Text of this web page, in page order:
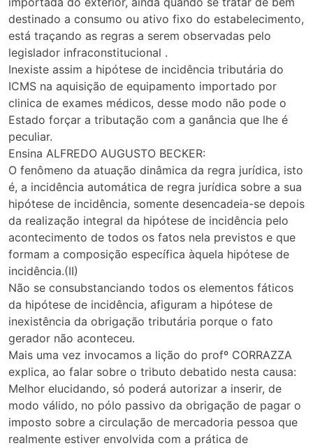
destinado a consumo ou ativo fixo do estabelecimento,
está traçando as regras a serem observadas pelo
legislador infraconstitucional .
Inexiste assim a hipótese de incidência tributária do
ICMS na aquisição de equipamento importado por
clinica de exames médicos, desse modo não pode o
Estado forçar a tributação com a ganância que lhe é
peculiar.
Ensina ALFREDO AUGUSTO BECKER:
O fenômeno da atuação dinâmica da regra jurídica, isto
é, a incidência automática de regra jurídica sobre a sua
hipótese de incidência, somente desencadeia-se depois
da realização integral da hipótese de incidência pelo
acontecimento de todos os fatos nela previstos e que
formam a composição específica àquela hipótese de
incidência.(II)
Não se consubstanciando todos os elementos fáticos
da hipótese de incidência, afiguram a hipótese de
inexistência da obrigação tributária porque o fato
gerador não aconteceu.
Mais uma vez invocamos a lição do profº CORRAZZA
explica, ao falar sobre o tributo debatido nesta causa:
Melhor elucidando, só poderá autorizar a inserir, de
modo válido, no pólo passivo da obrigação de pagar o
imposto sobre a circulação de mercadoria pessoa que
realmente estiver envolvida com a prática de